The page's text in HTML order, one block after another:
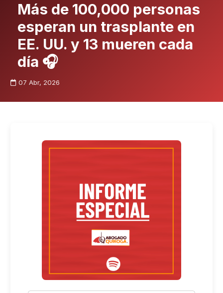
Más de 100,000 personas
esperan un trasplante en
EE. UU. y 13 mueren cada
día 🎧
07 Abr, 2026